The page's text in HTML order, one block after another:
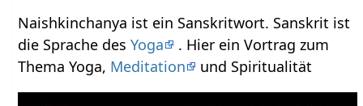
Naishkinchanya ist ein Sanskritwort. Sanskrit ist
die Sprache desYoga
. Hier ein Vortrag zum
Thema Yoga, Meditation und Spiritualität